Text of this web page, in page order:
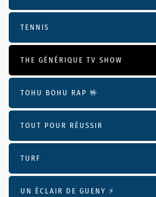
TENNIS
THE GÉNÉRIQUE TV SHOW
TOHU BOHU RAP 🤟
TOUT POUR RÉUSSIR
TURF
UN ÉCLAIR DE GUENY ⚡️